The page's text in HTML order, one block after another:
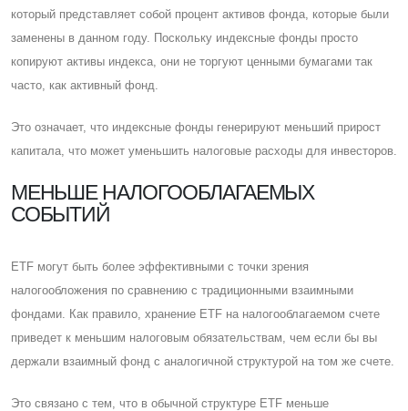
который представляет собой процент активов фонда, которые были
заменены в данном году. Поскольку индексные фонды просто
копируют активы индекса, они не торгуют ценными бумагами так
часто, как активный фонд.
Это означает, что индексные фонды генерируют меньший прирост
капитала, что может уменьшить налоговые расходы для инвесторов.
МЕНЬШЕ НАЛОГООБЛАГАЕМЫХ
СОБЫТИЙ
ETF могут быть более эффективными с точки зрения
налогообложения по сравнению с традиционными взаимными
фондами. Как правило, хранение ETF на налогооблагаемом счете
приведет к меньшим налоговым обязательствам, чем если бы вы
держали взаимный фонд с аналогичной структурой на том же счете.
Это связано с тем, что в обычной структуре ETF меньше